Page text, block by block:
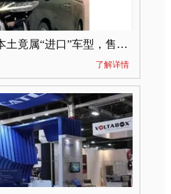
雷克萨斯LM在日本本土竟属“进口”车型，售价2580万日元
了解详情